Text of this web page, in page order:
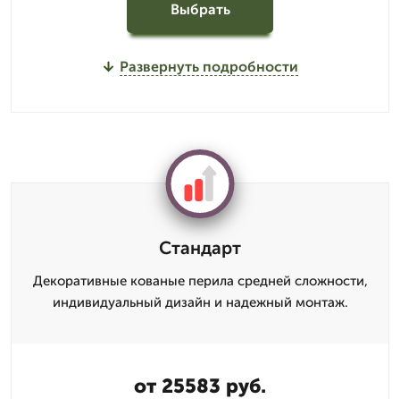
Выбрать
Развернуть подробности
Стандарт
Декоративные кованые перила средней сложности,
индивидуальный дизайн и надежный монтаж.
от 25583 руб.